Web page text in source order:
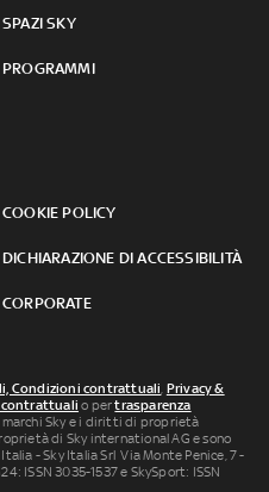
SPAZI SKY
PROGRAMMI
COOKIE POLICY
DICHIARAZIONE DI ACCESSIBILITÀ
CORPORATE
Condizioni contrattuali, Privacy &
contrattuali o pertrasparenza
Sky e i diritti di proprietà
di Sky international AG e sono
- Sky Italia Srl Via Monte Penice, 7 -
ISSN 3035-1537 e SkySport: ISSN